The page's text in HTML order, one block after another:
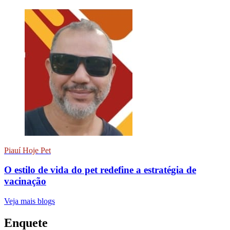
Piauí Hoje Pet
O estilo de vida do pet redefine a estratégia de
vacinação
Veja mais blogs
Enquete